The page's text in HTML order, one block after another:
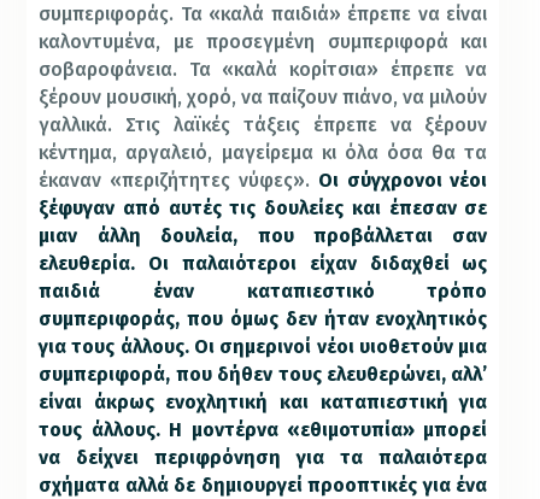
συμπεριφοράς. Τα «καλά παιδιά» έπρεπε να είναι
καλοντυμένα, με προσεγμένη συμπεριφορά και
σοβαροφάνεια. Τα «καλά κορίτσια» έπρεπε να
ξέρουν μουσική, χορό, να παίζουν πιάνο, να μιλούν
γαλλικά. Στις λαϊκές τάξεις έπρεπε να ξέρουν
κέντημα, αργαλειό, μαγείρεμα κι όλα όσα θα τα
έκαναν «περιζήτητες νύφες». Οι σύγχρονοι νέοι
ξέφυγαν από αυτές τις δουλείες και έπεσαν σε
μιαν άλλη δουλεία, που προβάλλεται σαν
ελευθερία. Οι παλαιότεροι είχαν διδαχθεί ως
παιδιά έναν καταπιεστικό τρόπο
συμπεριφοράς, που όμως δεν ήταν ενοχλητικός
για τους άλλους. Οι σημερινοί νέοι υιοθετούν μια
συμπεριφορά, που δήθεν τους ελευθερώνει, αλλ’
είναι άκρως ενοχλητική και καταπιεστική για
τους άλλους. Η μοντέρνα «εθιμοτυπία» μπορεί
να δείχνει περιφρόνηση για τα παλαιότερα
σχήματα αλλά δε δημιουργεί προοπτικές για ένα